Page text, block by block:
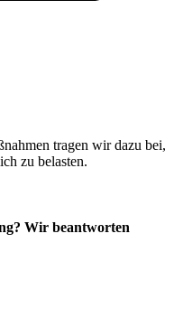
tragen wir dazu bei,
zu belasten.
Wir beantworten